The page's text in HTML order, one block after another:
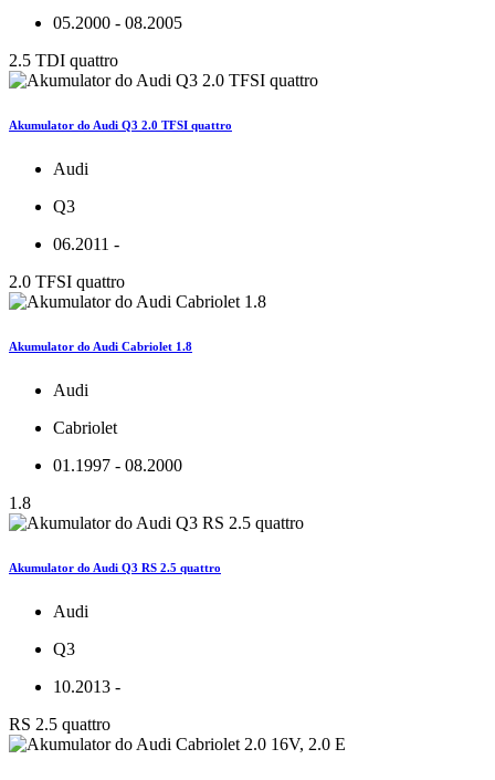
05.2000 - 08.2005
2.5 TDI quattro
Akumulator do Audi Q3 2.0 TFSI quattro
Audi
Q3
06.2011 -
2.0 TFSI quattro
Akumulator do Audi Cabriolet 1.8
Audi
Cabriolet
01.1997 - 08.2000
1.8
Akumulator do Audi Q3 RS 2.5 quattro
Audi
Q3
10.2013 -
RS 2.5 quattro